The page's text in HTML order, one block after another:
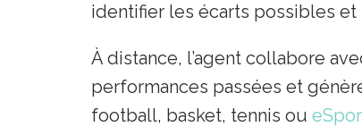
identifier les écarts possibles
À distance, l’agent collabore
performances passées et
football, basket, tennis ou